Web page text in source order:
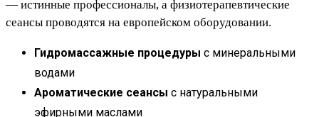
— истинные профессионалы, а физиотерапевтические
сеансы проводятся на европейском оборудовании.
Гидромассажные процедуры с минеральными
водами
Ароматические сеансы с натуральными
эфирными маслами